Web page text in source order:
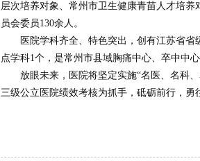
层次培养对象、常州市卫生健康青苗人才培
员会委员130余人。
医院学科齐全、特色突出，创有江苏省
点学科1个，是常州市县域胸痛中心、卒中中
放眼未来，医院将坚定实施“名医、名科
三级公立医院绩效考核为抓手，砥砺前行，勇